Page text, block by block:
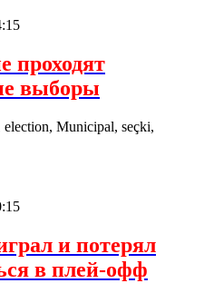
проходят
выборы
election, Municipal, seçki,
и потерял
в плей-офф